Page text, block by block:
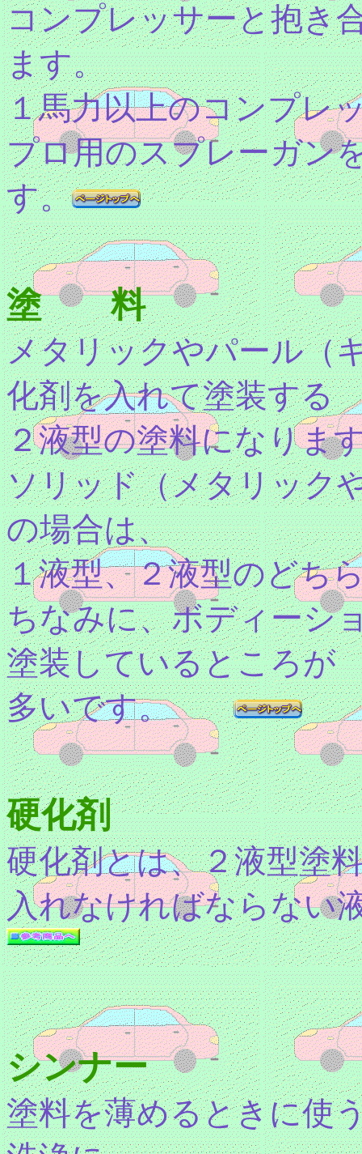
コンプレッサーと抱き
ます。
１馬力以上のコンプレ
プロ用のスプレーガン
す。
塗 料
メタリックやパール（
化剤を入れて塗装する
２液型の塗料になりま
ソリッド（メタリック
の場合は、
１液型、２液型のどち
ちなみに、ボディーシ
塗装しているところが
多いです。
硬化剤
硬化剤とは、２液型塗
入れなければならない
シンナー
塗料を薄めるときに使